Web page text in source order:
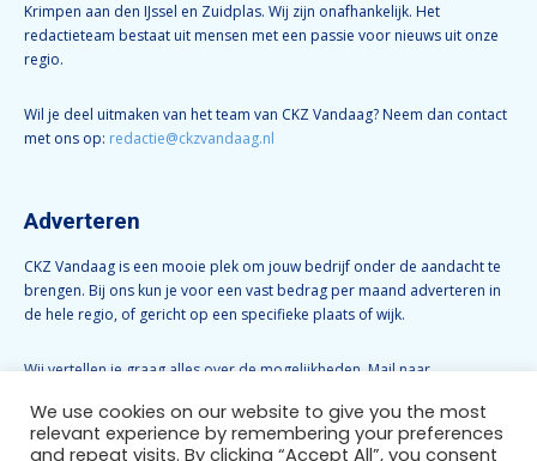
Krimpen aan den IJssel en Zuidplas. Wij zijn onafhankelijk. Het
redactieteam bestaat uit mensen met een passie voor nieuws uit onze
regio.
Wil je deel uitmaken van het team van CKZ Vandaag? Neem dan contact
met ons op: redactie@ckzvandaag.nl
Adverteren
CKZ Vandaag is een mooie plek om jouw bedrijf onder de aandacht te
brengen. Bij ons kun je voor een vast bedrag per maand adverteren in
de hele regio, of gericht op een specifieke plaats of wijk.
Wij vertellen je graag alles over de mogelijkheden. Mail naar
We use cookies on our website to give you the most
relevant experience by remembering your preferences
and repeat visits. By clicking “Accept All”, you consent